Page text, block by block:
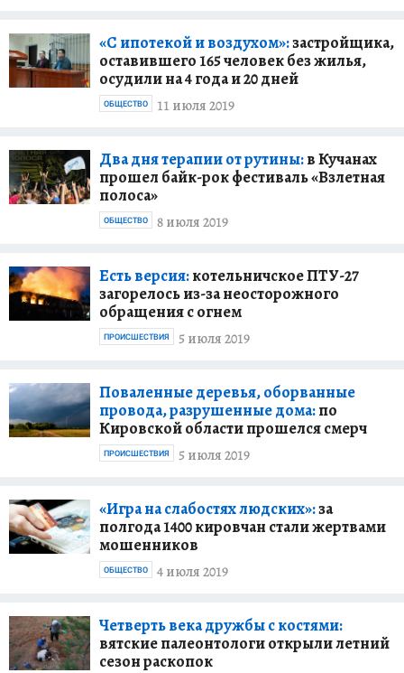
«С ипотекой и воздухом»:застройщика,
оставившего 165 человек без жилья,
осудили на 4 года и 20 дней
11 июля 2019
ОБЩЕСТВО
Два дня терапии от рутины:в Кучанах
прошел байк-рок фестиваль «Взлетная
полоса»
8 июля 2019
ОБЩЕСТВО
Есть версия:котельничское ПТУ-27
загорелось из-за неосторожного
обращения с огнем
5 июля 2019
ПРОИСШЕСТВИЯ
Поваленные деревья, оборванные
провода, разрушенные дома:по
Кировской области прошелся смерч
5 июля 2019
ПРОИСШЕСТВИЯ
«Игра на слабостях людских»:за
полгода 1400 кировчан стали жертвами
мошенников
4 июля 2019
ОБЩЕСТВО
Четверть века дружбы с костями:
вятские палеонтологи открыли летний
сезон раскопок